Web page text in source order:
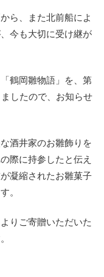
ら、また北前船によ
今も大切に受け継が
鶴岡雛物語」を、第
したので、お知らせ
酒井家のお雛飾りを
際に持参したと伝え
凝縮されたお雛菓子
。
りご寄贈いただいた